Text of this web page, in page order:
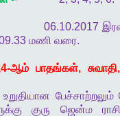
மணி வரை.
ஆம் பாதங்கள், சுவாதி
உறுதியான பேச்சாற்றலும்
குரு ஜென்ம